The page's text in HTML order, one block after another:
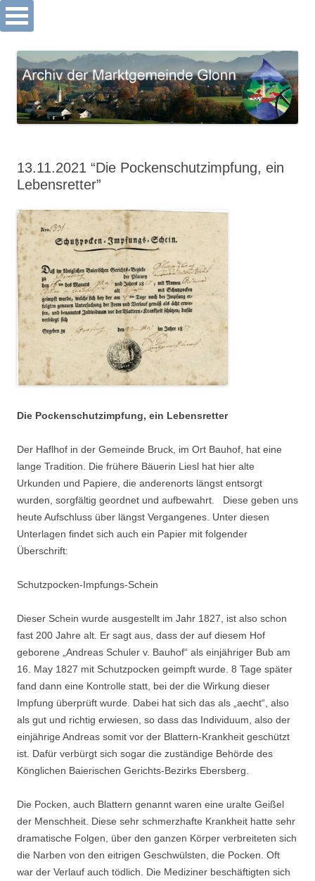
Suchen nach:
Archiv Markt Glonn
zum
Inhalt
13.11.2021 “Die Pockenschutzimpfung, ein
Lebensretter”
Die Pockenschutzimpfung, ein Lebensretter
Der Haflhof in der Gemeinde Bruck, im Ort Bauhof, hat eine
lange Tradition. Die frühere Bäuerin Liesl hat hier alte
Urkunden und Papiere, die anderenorts längst entsorgt
wurden, sorgfältig geordnet und aufbewahrt. Diese geben uns
heute Aufschluss über längst Vergangenes. Unter diesen
Unterlagen findet sich auch ein Papier mit folgender
Überschrift:
Schutzpocken-Impfungs-Schein
Dieser Schein wurde ausgestellt im Jahr 1827, ist also schon
fast 200 Jahre alt. Er sagt aus, dass der auf diesem Hof
geborene „Andreas Schuler v. Bauhof“ als einjähriger Bub am
16. May 1827 mit Schutzpocken geimpft wurde. 8 Tage später
fand dann eine Kontrolle statt, bei der die Wirkung dieser
Impfung überprüft wurde. Dabei hat sich das als „aecht“, also
als gut und richtig erwiesen, so dass das Individuum, also der
einjährige Andreas somit vor der Blattern-Krankheit geschützt
ist. Dafür verbürgt sich sogar die zuständige Behörde des
Könglichen Baierischen Gerichts-Bezirks Ebersberg.
Die Pocken, auch Blattern genannt waren eine uralte Geißel
der Menschheit. Diese sehr schmerzhafte Krankheit hatte sehr
dramatische Folgen, über den ganzen Körper verbreiteten sich
die Narben von den eitrigen Geschwülsten, die Pocken. Oft
war der Verlauf auch tödlich. Die Mediziner beschäftigten sich